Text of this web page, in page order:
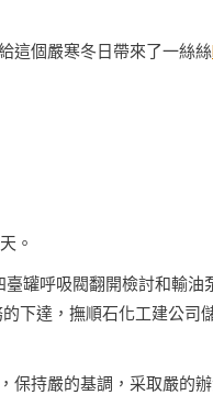
這個嚴寒冬日帶來了一絲絲
。
罐呼吸閥翻開檢討和輸
下達，撫順石化工建公
保持嚴的基調，采取嚴的